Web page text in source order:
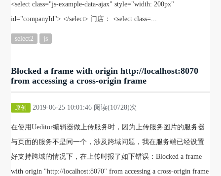
<select class="js-example-data-ajax" style="width: 200px"
id="companyId"> </select> 门店： <select class=...
select2 js
Blocked a frame with origin http://localhost:8070
from accessing a cross-origin frame
原创 2019-06-25 10:01:46 阅读(10728)次
在使用Ueditor编辑器做上传服务时，因为上传服务图片的服务器
与页面的服务不是同一个，涉及跨域问题，我在服务端已经设置
好支持跨域的情况下，在上传时报了如下错误：Blocked a frame
with origin "http://localhost:8070" from accessing a cross-origin frame